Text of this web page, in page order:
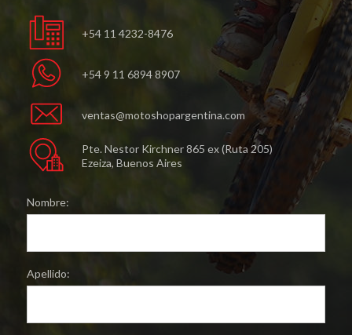
+54 11 4232-8476
+54 9 11 6894 8907
ventas@motoshopargentina.com
Pte. Nestor Kirchner 865 ex (Ruta 205)
Ezeiza, Buenos Aires
Nombre:
Apellido: